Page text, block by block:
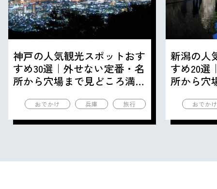
神戸の人気観光スポットおす
すめ30選｜外せない定番・名
所から穴場まで見どころ満載
おでかけ 兵庫 旅行
新潟の人
すめ20選
所から穴
おでか